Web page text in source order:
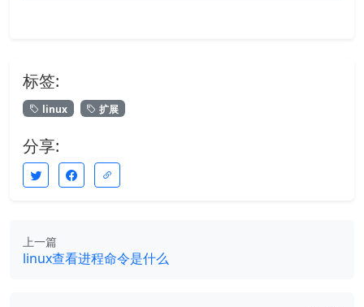
标签:
linux 扩展
分享:
上一篇
linux查看进程命令是什么